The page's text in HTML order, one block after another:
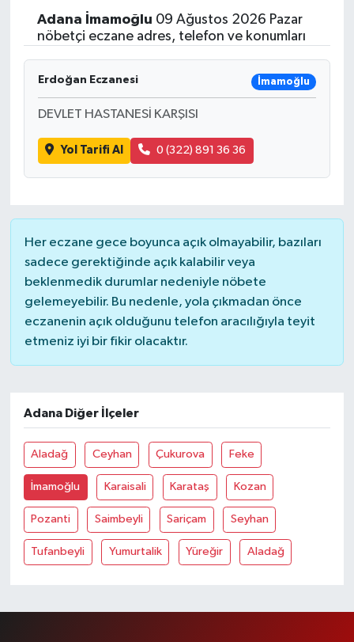
Adana İmamoğlu 09 Ağustos 2026 Pazar
nöbetçi eczane adres, telefon ve konumları
Erdoğan Eczanesi İmamoğlu
DEVLET HASTANESİ KARŞISI
Yol Tarifi Al 0 (322) 891 36 36
Her eczane gece boyunca açık olmayabilir, bazıları
sadece gerektiğinde açık kalabilir veya
beklenmedik durumlar nedeniyle nöbete
gelemeyebilir. Bu nedenle, yola çıkmadan önce
eczanenin açık olduğunu telefon aracılığıyla teyit
etmeniz iyi bir fikir olacaktır.
Adana Diğer İlçeler
Aladağ Ceyhan Çukurova Feke
İmamoğlu Karaisali Karataş Kozan
Pozanti Saimbeyli Sariçam Seyhan
Tufanbeyli Yumurtalik Yüreğir Aladağ